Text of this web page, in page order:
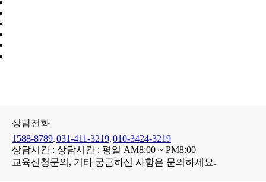
상담전화
1588-8789.031-411-3219.010-3424-3219
상담시간 : 상담시간 : 평일 AM8:00 ~ PM8:00
교육신청문의, 기타 궁금하신 사항은 문의 하세요.